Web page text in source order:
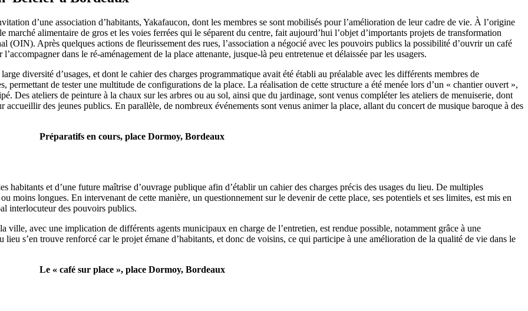
d’une association d’habitants, Yakafaucon, dont les membres se sont mobilisés pour l’amélioration de leur cadre de vie. À l’origine
alimentaire de gros et les voies ferrées qui le séparent du centre, fait aujourd’hui l’objet d’importants projets de transformation
(OIN). Après quelques actions de fleurissement des rues, l’association a négocié avec les pouvoirs publics la possibilité d’ouvrir un café
dans le ré-aménagement de la place attenante, jusque-là peu entretenue et délaissée par les usagers.
diversité d’usages, et dont le cahier des charges programmatique avait été établi au préalable avec les différents membres de
permettant de tester une multitude de configurations de la place. La réalisation de cette structure a été menée lors d’un « chantier ouvert »,
Des ateliers de peinture à la chaux sur les arbres ou au sol, ainsi que du jardinage, sont venus compléter les ateliers de menuiserie, dont
des jeunes publics. En parallèle, de nombreux événements sont venus animer la place, allant du concert de musique baroque à des
Préparatifs en cours, place Dormoy, Bordeaux
habitants et d’une future maîtrise d’ouvrage publique afin d’établir un cahier des charges précis des usages du lieu. De multiples
moins longues. En intervenant de cette manière, un questionnement sur le devenir de cette place, ses potentiels et ses limites, est mis en
interlocuteur des pouvoirs publics.
ville, avec une implication de différents agents municipaux en charge de l’entretien, est rendue possible, notamment grâce à une
s’en trouve renforcé car le projet émane d’habitants, et donc de voisins, ce qui participe à une amélioration de la qualité de vie dans le
Le « café sur place », place Dormoy, Bordeaux